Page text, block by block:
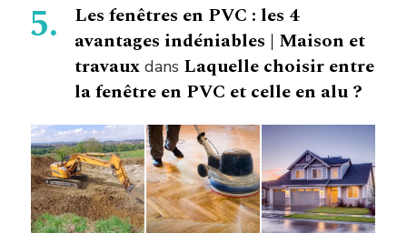
Les fenêtres en PVC : les 4
avantages indéniables | Maison et
travaux dans Laquelle choisir entre
la fenêtre en PVC et celle en alu ?